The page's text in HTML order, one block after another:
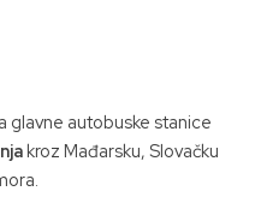
glavne autobuske stanice
kroz Mađarsku, Slovačku